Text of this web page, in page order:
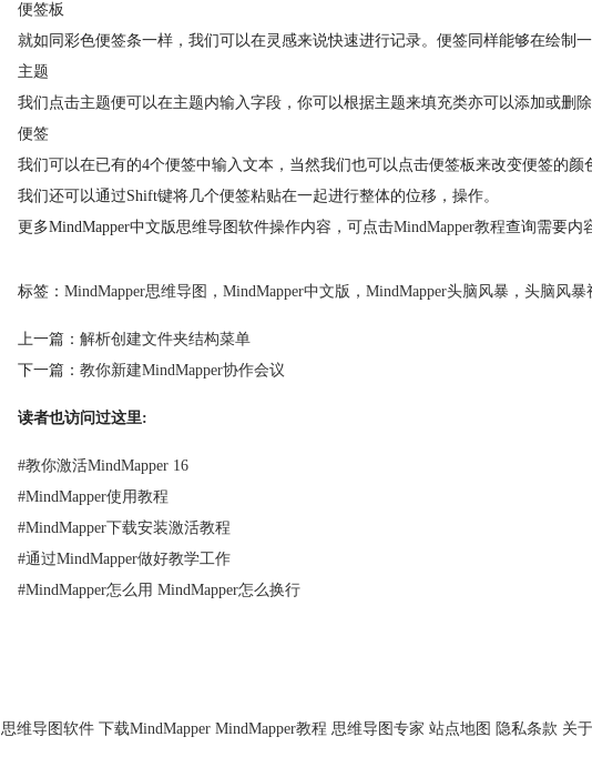
便签板
就如同彩色便签条一样，我们可以在灵感来说快速进行记录。便签同样能够在绘制一
主题
我们点击主题便可以在主题内输入字段，你可以根据主题来填充类亦可以添加或删除
便签
我们可以在已有的4个便签中输入文本，当然我们也可以点击便签板来改变便签的颜
我们还可以通过Shift键将几个便签粘贴在一起进行整体的位移，操作。
更多MindMapper中文版思维导图软件操作内容，可点击MindMapper教程查询需要内
标签： MindMapper思维导图 ， MindMapper中文版 ， MindMapper头脑风暴 ， 头脑风暴
上一篇： 解析创建文件夹结构菜单
下一篇： 教你新建MindMapper协作会议
读者也访问过这里:
#教你激活MindMapper 16
#MindMapper使用教程
#MindMapper下载安装激活教程
#通过MindMapper做好教学工作
#MindMapper怎么用 MindMapper怎么换行
思维导图软件 下载MindMapper MindMapper教程 思维导图专家 站点地图 隐私条款 关